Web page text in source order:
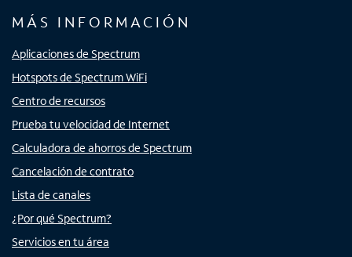
MÁS INFORMACIÓN
Aplicaciones de Spectrum
Hotspots de Spectrum WiFi
Centro de recursos
Prueba tu velocidad de Internet
Calculadora de ahorros de Spectrum
Cancelación de contrato
Lista de canales
¿Por qué Spectrum?
Servicios en tu área